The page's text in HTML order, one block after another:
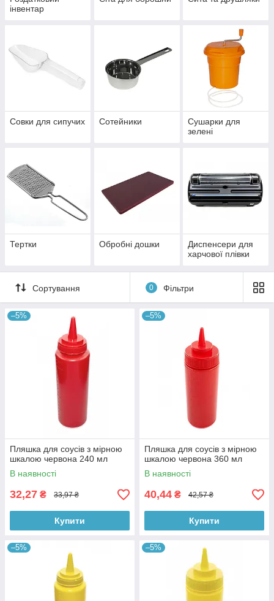
інвентар
Совки для сипучих Сотейники
Сушарки для
зелені
Тертки Обробні дошки
Диспенсери для
харчової плівки
Сортування 0 Фільтри
–5%
Пляшка для соусів з мірною
шкалою червона 240 мл
В наявності
32,27 ₴ 33,97 ₴
Купити
–5%
Пляшка для соусів з мірною
шкалою червона 360 мл
В наявності
40,44 ₴ 42,57 ₴
Купити
–5% –5%